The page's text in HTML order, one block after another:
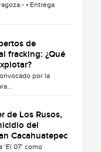
• Entrega
de
fracking: ¿Qué
por la
de Los Rusos,
del
Cacahuatepec
07’ como